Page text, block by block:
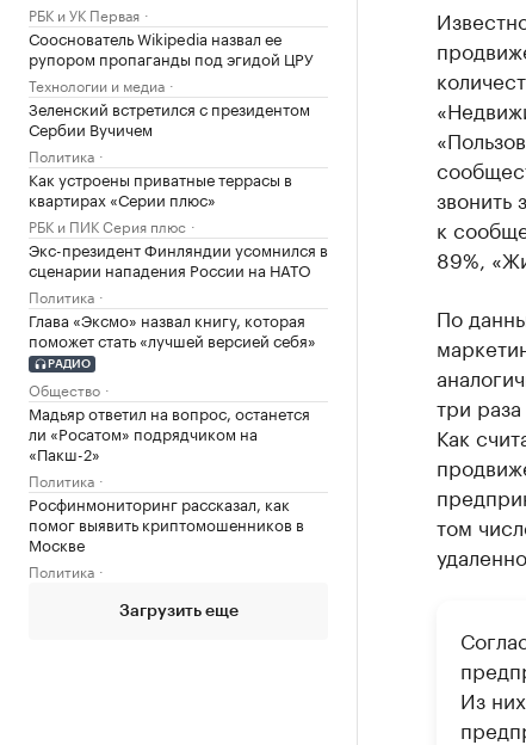
РБК и УК Первая
Сооснователь Wikipedia назвал ее
рупором пропаганды под эгидой ЦРУ
Технологии и медиа
Зеленский встретился с президентом
Сербии Вучичем
Политика
Как устроены приватные террасы в
квартирах «Серии плюс»
РБК и ПИК Серия плюс
Экс-президент Финляндии усомнился в
сценарии нападения России на НАТО
Политика
Глава «Эксмо» назвал книгу, которая
поможет стать «лучшей версией себя»
РАДИО
Общество
Мадьяр ответил на вопрос, останется
ли «Росатом» подрядчиком на
«Пакш-2»
Политика
Росфинмониторинг рассказал, как
помог выявить криптомошенников в
Москве
Политика
Загрузить еще
звонить
к
89%,
По
три
Как
том
удаленно.
Из